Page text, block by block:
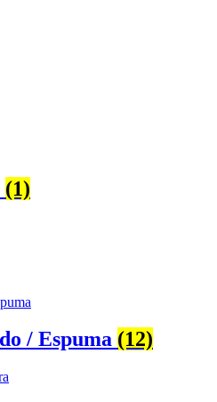
(1)
/ Espuma (12)